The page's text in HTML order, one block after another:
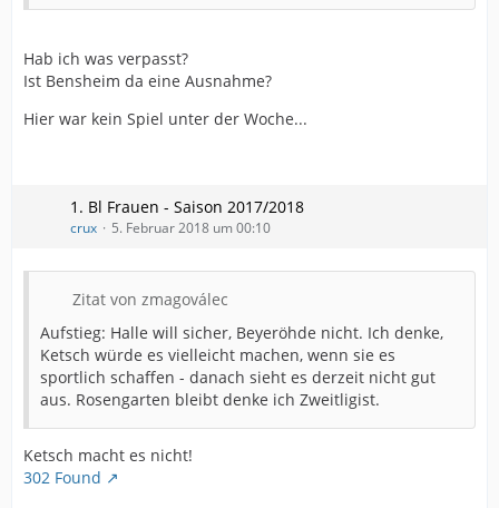
Hab ich was verpasst?
Ist Bensheim da eine Ausnahme?
Hier war kein Spiel unter der Woche...
1. Bl Frauen - Saison 2017/2018
crux 5. Februar 2018 um 00:10
Zitat von zmagoválec
Aufstieg: Halle will sicher, Beyeröhde nicht. Ich denke,
Ketsch würde es vielleicht machen, wenn sie es
sportlich schaffen - danach sieht es derzeit nicht gut
aus. Rosengarten bleibt denke ich Zweitligist.
Ketsch macht es nicht!
302 Found